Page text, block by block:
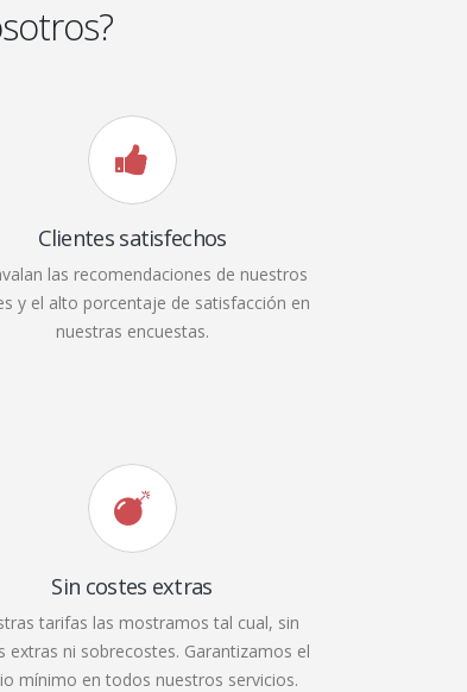
Clientes satisfechos
las recomendaciones de nuestros
y el alto porcentaje de satisfacción en
nuestras encuestas.
Sin costes extras
tarifas las mostramos tal cual, sin
extras ni sobrecostes. Garantizamos el
mínimo en todos nuestros servicios.